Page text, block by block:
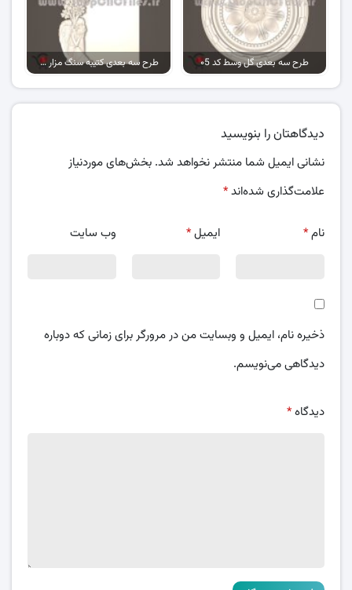
طرح سه بعدی گل وسط کد ۰5 طرح سه بعدی کتیبه سنگ مزار کد 05
دیدگاهتان را بنویسید
نشانی ایمیل شما منتشر نخواهد شد. بخش‌های موردنیاز
علامت‌گذاری شده‌اند*
نام* ایمیل* وب‌ سایت
ذخیره نام، ایمیل و وبسایت من در مرورگر برای زمانی که دوباره
دیدگاهی می‌نویسم.
دیدگاه*